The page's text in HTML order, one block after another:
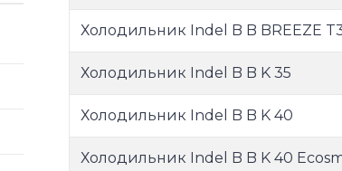
Холодильник Indel B B BREEZE
Холодильник Indel B B K 35
Холодильник Indel B B K 40
Холодильник Indel B B K 40